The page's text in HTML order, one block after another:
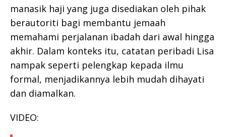
manasik haji yang juga disediakan oleh pihak
berautoriti bagi membantu jemaah
memahami perjalanan ibadah dari awal hingga
akhir. Dalam konteks itu, catatan peribadi Lisa
nampak seperti pelengkap kepada ilmu
formal, menjadikannya lebih mudah dihayati
dan diamalkan.
VIDEO: